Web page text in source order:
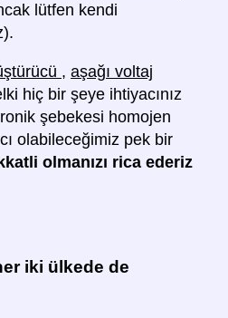
lütfen kendi
, aşağı voltaj
hiç bir şeye ihtiyacınız
şebekesi homojen
olabileceğimiz pek bir
olmanızı rica ederiz
iki ülkede de